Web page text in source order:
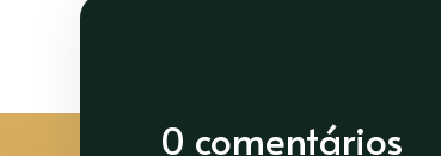
0 comentários